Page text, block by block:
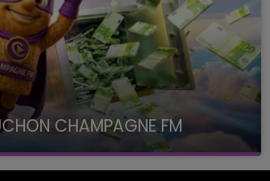
CHAMPAGNE FM
FM, à 8H10